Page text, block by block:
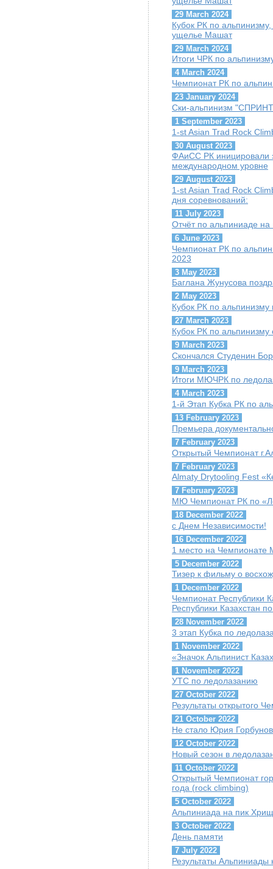
29 March 2024
Кубок РК по
ущелье Машат
29 March 2024
Итоги ЧРК по
4 March 2024
Чемпионат РК по
23 January 2024
Ски-альпинизм
1 September 2023
1-st Asian Trad Rock
30 August 2023
ФАиСС РК иницировали
международном уровне
29 August 2023
1-st Asian Trad Rock
дня соревнований:
11 July 2023
Отчёт по альпиниаде
6 June 2023
Чемпионат РК по
2023
3 May 2023
Баглана Жунусова
2 May 2023
Кубок РК по альпинизму
27 March 2023
Кубок РК по альпинизму
9 March 2023
Скончался Студенин
9 March 2023
Итоги МЮЧРК по
4 March 2023
1-й Этап Кубка РК по
13 February 2023
Премьера
7 February 2023
Открытый Чемпионат
7 February 2023
Almaty Drytooling Fest
7 February 2023
МЮ Чемпионат РК по
18 December 2022
с Днем Независимости!
16 December 2022
1 место на
5 December 2022
Тизер к фильму о
1 December 2022
Чемпионат Республики
Республики Казахстан
28 November 2022
3 этап Кубка по
1 November 2022
«Значок Альпинист
1 November 2022
УТС по ледолазанию
27 October 2022
Результаты открытого
21 October 2022
Не стало Юрия
12 October 2022
Новый сезон в
11 October 2022
Открытый Чемпионат
года (rock climbing)
5 October 2022
Альпиниада на пик
3 October 2022
День памяти
7 July 2022
Результаты